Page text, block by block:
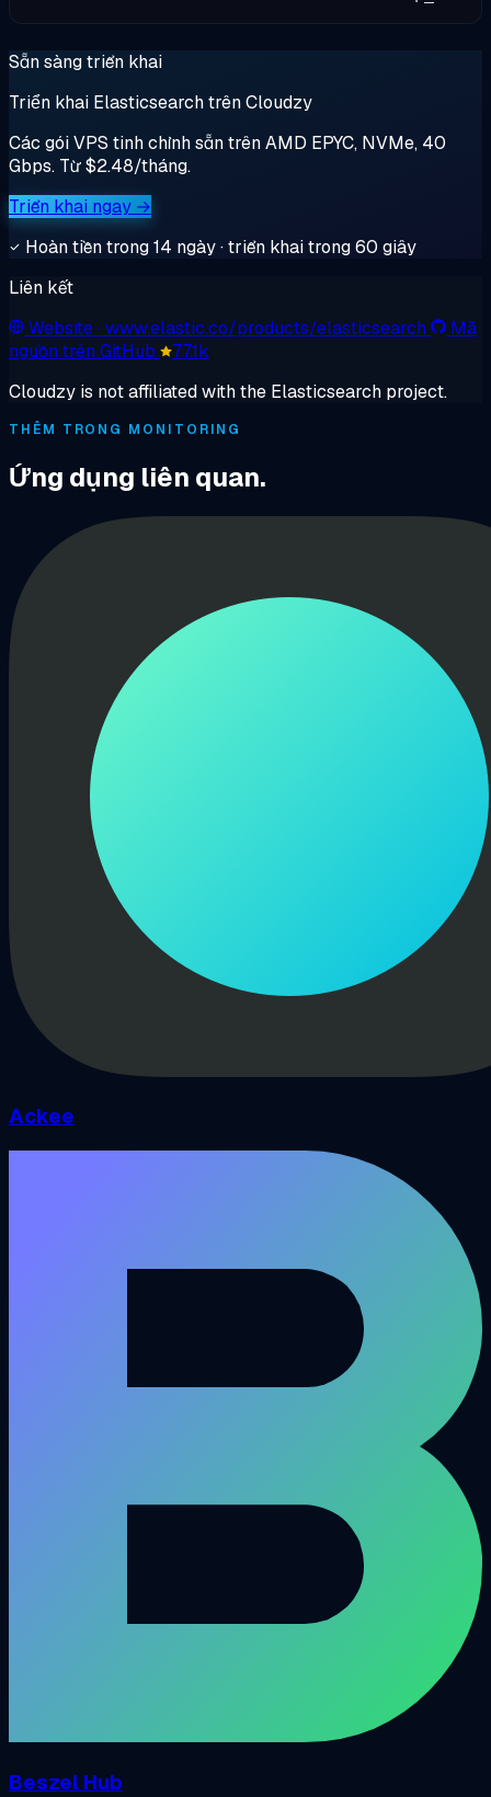
Sẵn sàng triển khai
Triển khai Elasticsearch trên Cloudzy
Các gói VPS tinh chỉnh sẵn trên AMD EPYC, NVMe, 40
Gbps. Từ $2.48/tháng.
Triển khai ngay →
Hoàn tiền trong 14 ngày · triển khai trong 60 giây
Liên kết
Website· www.elastic.co/products/elasticsearch
Mã
nguồn trên GitHub
77.1k
Cloudzy is not affiliated with the Elasticsearch project.
THÊM TRONG MONITORING
Ứng dụng liên quan.
Ackee
Beszel Hub